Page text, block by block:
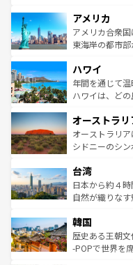
ンツ一覧を参照
の建物がそのま
博物館もあり
ことができる
ば市内交通費無料
着のスイス情報
アメリカ
アメリカ合衆
東海岸の都市
のような巨大都
ンメントが詰
西部には大自
部のニューオー
文化が魅力。旅
しみながら、
ならではの贅沢な旅のス
情報はコンテ
ハワイ
年間を通じて
ハワイは、ど
ワイ島は見逃せ
島だが、静か
おすすめ。エ
れるおもてなし
人々、おいし
ク、伝統的な
ワイを、存分に味わってほ
はコンテンツ一
オーストラリ
オーストラリ
シドニーのシ
リアリーフや大
ク）、タスマ
ど、見どころ
いる。アクティ
ビング、ハイ
い。オースト
台湾
日本から約４
自然が織りな
ン）、静ひつな
と山間の静け
驚きをもたら
韓国
歴史ある王朝
-POPで世界を